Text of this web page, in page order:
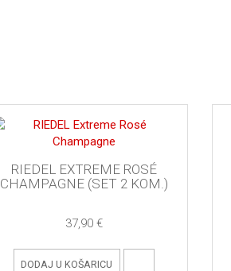
RIEDEL EXTREME ROSÉ
CHAMPAGNE (SET 2 KOM.)
37,90 €
DODAJ U KOŠARICU